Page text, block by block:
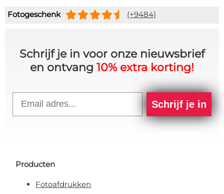
Fotogeschenk (+9484)
Schrijf je in voor onze nieuwsbrief
en ontvang 10% extra korting!
Schrijf je in
Producten
Fotoafdrukken